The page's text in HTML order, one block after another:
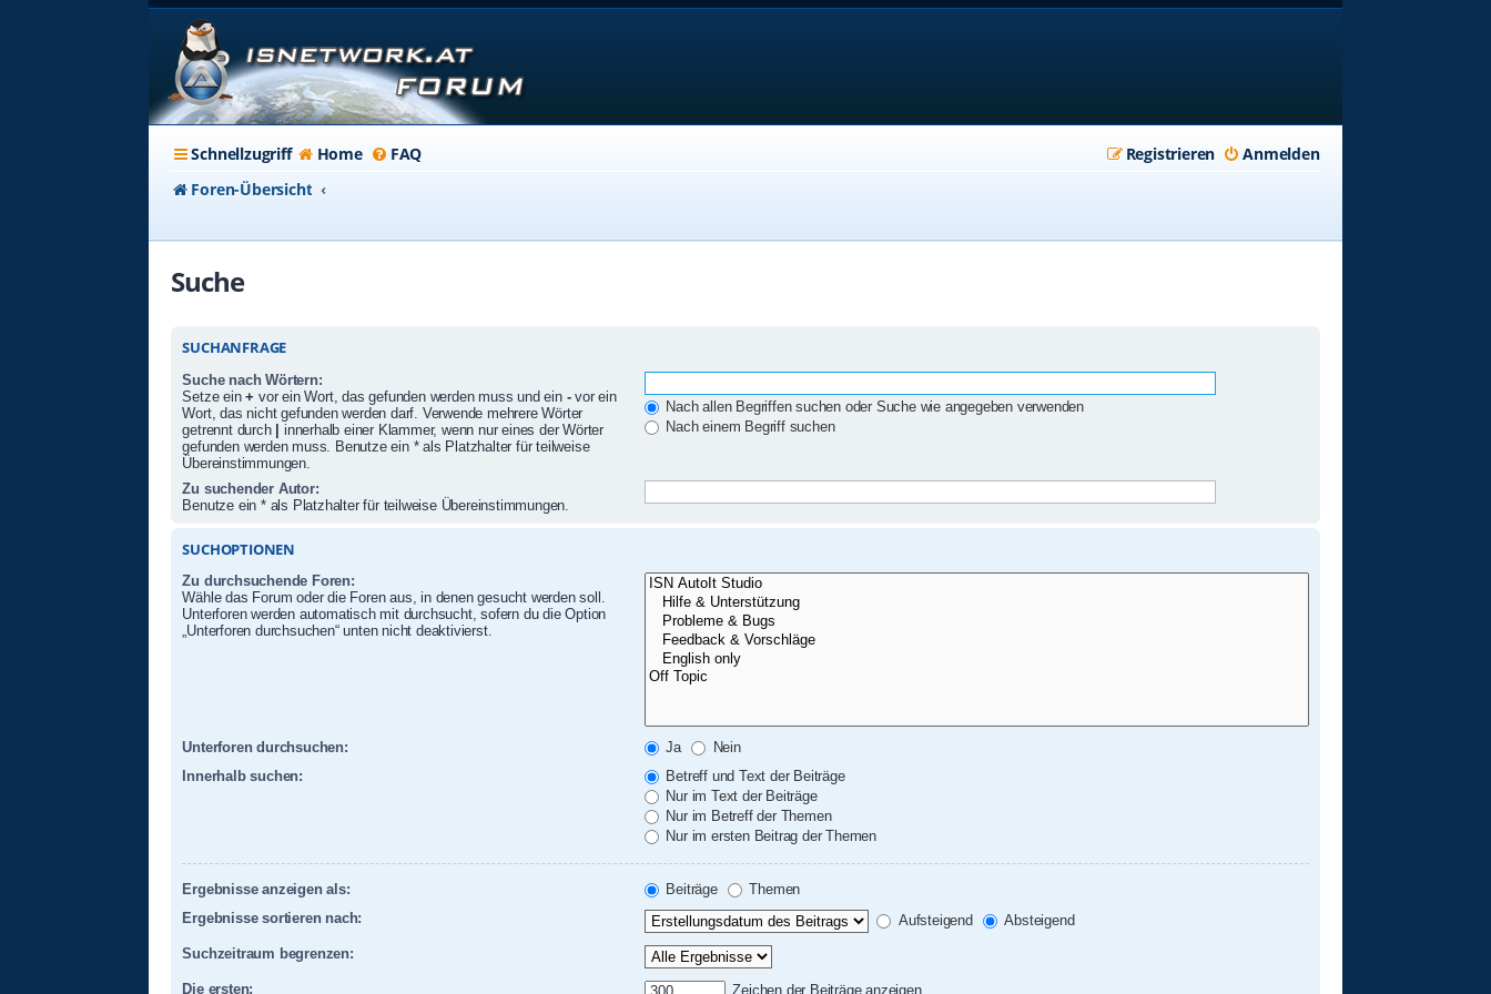
Schnellzugriff Home FAQ Anmelden
Registrieren
Foren-Übersicht
Suche
SUCHANFRAGE
Suche nach Wörtern:
Setze ein+ vor ein Wort, das gefunden werden muss und ein -vor ein
Wort, das nicht gefunden werden darf. Verwende mehrere Wörter
getrennt durch | innerhalb einer Klammer, wenn nur eines der Wörter
gefunden werden muss. Benutze ein * als Platzhalter für teilweise
Übereinstimmungen.
Nach allen Begriffen suchen oder Suche wie angegeben verwenden
Nach einem Begriff suchen
Zu suchender Autor:
Benutze ein * als Platzhalter für teilweise Übereinstimmungen.
SUCHOPTIONEN
Zu durchsuchende Foren:
Wähle das Forum oder die Foren aus, in denen gesucht werden soll.
Unterforen werden automatisch mit durchsucht, sofern du die Option
„Unterforen durchsuchen“ unten nicht deaktivierst.
Unterforen durchsuchen: Ja
Nein
Innerhalb suchen:
Betreff und Text der Beiträge
Nur im Text der Beiträge
Nur im Betreff der Themen
Nur im ersten Beitrag der Themen
Ergebnisse anzeigen als: Beiträge
Themen
Ergebnisse sortieren nach:
Aufsteigend Absteigend
Suchzeitraum begrenzen:
Die ersten: Zeichen der Beiträge anzeigen